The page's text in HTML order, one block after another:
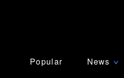
Popular News ∨